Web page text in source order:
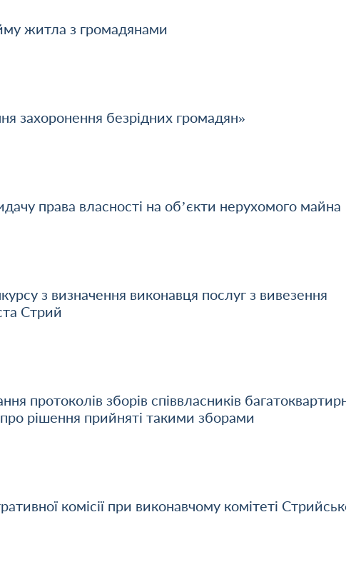
житла з громадянами
захоронення безрідних громадян»
права власності на об’єкти нерухомого майна
з визначення виконавця послуг з вивезення
Стрий
протоколів зборів співвласників
рішення прийняті такими зборами
комісії при виконавчому комітеті